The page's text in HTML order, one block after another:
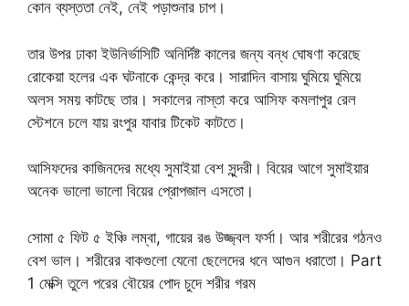
কোন ব্যস্ততা নেই, নেই পড়াশুনার চাপ।
তার উপর ঢাকা ইউনির্ভাসিটি অনির্দিষ্ট কালের জন্য বন্ধ ঘোষণা করেছে
রোকেয়া হলের এক ঘটনাকে কেন্দ্র করে। সারাদিন বাসায় ঘুমিয়ে ঘুমিয়ে
অলস সময় কাটছে তার। সকালের নাস্তা করে আসিফ কমলাপুর রেল
স্টেশনে চলে যায় রংপুর যাবার টিকেট কাটতে।
আসিফদের কাজিনদের মধ্যে সুমাইয়া বেশ সুন্দরী। বিয়ের আগে সুমাইয়ার
অনেক ভালো ভালো বিয়ের প্রোপজাল এসতো।
সোমা ৫ ফিট ৫ ইঞ্চি লম্বা, গায়ের রঙ উজ্জ্বল ফর্সা। আর শরীরের গঠনও
বেশ ভাল। শরীরের বাকগুলো যেনো ছেলেদের ধনে আগুন ধরাতো। Part
1 মেক্সি তুলে পরের বৌয়ের পোদ চুদে শরীর গরম